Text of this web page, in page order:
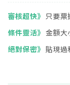
審核超快》 只要票
條件靈活》 金額大
絕對保密》 貼現過